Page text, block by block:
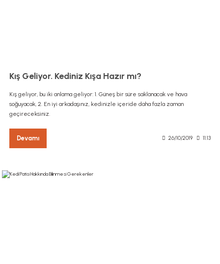
Kış Geliyor. Kediniz Kışa Hazır mı?
Kış geliyor, bu iki anlama geliyor: 1. Güneş bir süre saklanacak ve hava
soğuyacak, 2. En iyi arkadaşınız, kedinizle içeride daha fazla zaman
geçireceksiniz.
Devamı 26/10/2019 11:13